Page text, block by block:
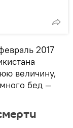
2017
величину,
бед —